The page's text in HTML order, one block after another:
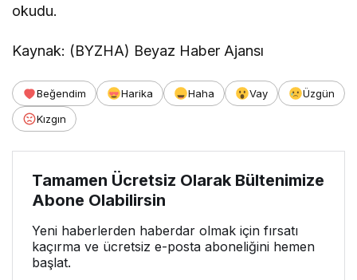
okudu.
Kaynak: (BYZHA) Beyaz Haber Ajansı
Beğendim Harika Haha Vay
Üzgün
Kızgın
Tamamen Ücretsiz Olarak Bültenimize
Abone Olabilirsin
Yeni haberlerden haberdar olmak için fırsatı
kaçırma ve ücretsiz e-posta aboneliğini hemen
başlat.